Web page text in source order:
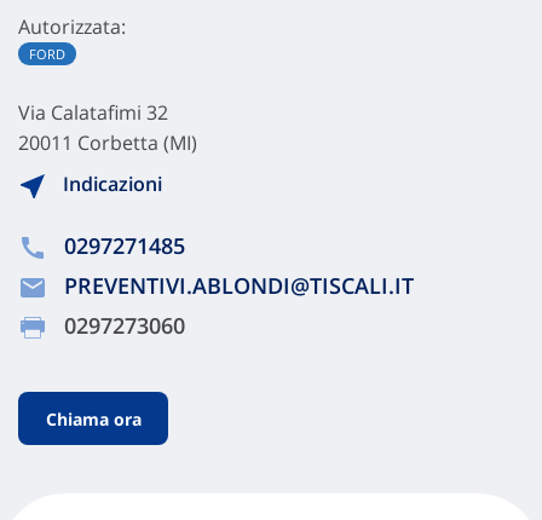
Autorizzata:
FORD
Via Calatafimi 32
20011 Corbetta (MI)
Indicazioni
0297271485
PREVENTIVI.ABLONDI@TISCALI.IT
0297273060
Chiama ora